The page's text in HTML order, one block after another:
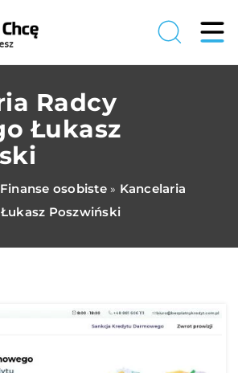
Radcy
Łukasz
Finanse osobiste» Kancelaria
Poszwiński